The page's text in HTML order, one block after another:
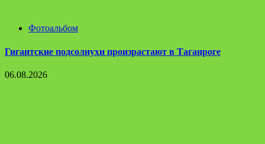
Фотоальбом
Гигантские подсолнухи произрастают в Таганроге
06.08.2026